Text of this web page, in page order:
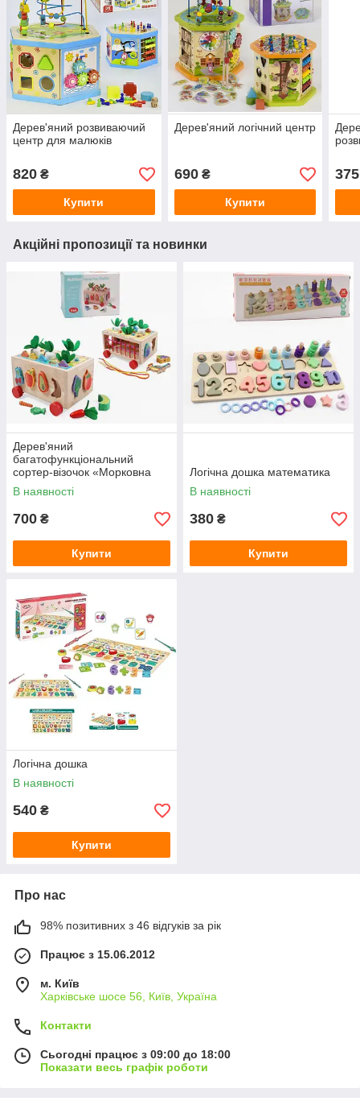
Дерев'яний розвиваючий
центр для малюків
820 ₴
Купити
Дерев'яний логічний центр
690₴
Купити
375
Акційні пропозиції та новинки
Дерев'яний
багатофункціональний
сортер-візочок «Морковна
грядка» з магнітною грою та
фрукти-овочі
В наявності
700 ₴
Купити
Логічна дошка математика
В наявності
380 ₴
Купити
Логічна дошка
В наявності
540 ₴
Купити
Про нас
98% позитивних з 46 відгуків за рік
Працює з 15.06.2012
м. Київ
Харківське шосе 56, Київ, Україна
Контакти
Сьогодні працює з 09:00 до 18:00
Показати весь графік роботи